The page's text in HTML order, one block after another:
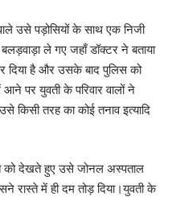
उसे पड़ोसियों के साथ एक निजी
ले गए जहाँ डॉक्टर ने बताया
दिया है और उसके बाद पुलिस को
पर युवती के परिवार वालों ने
किसी तरह का कोई तनाव इत्यादि
को देखते हुए उसे जोनल अस्पताल
रास्ते में ही दम तोड़ दिया।युवती के